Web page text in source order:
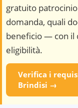
gratuito
domanda, quali
beneficio — con il
eligibilità.
Verifica i
Brindisi →